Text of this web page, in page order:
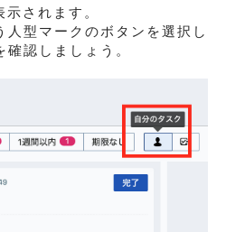
されます。
人型マークのボタンを選択し
認しましょう。